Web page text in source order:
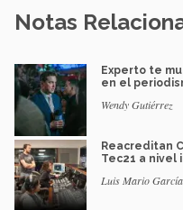
Notas
Experto te
en el
Wendy Gutiérrez
Reacreditan
Tec21 a nivel
Luis Mario